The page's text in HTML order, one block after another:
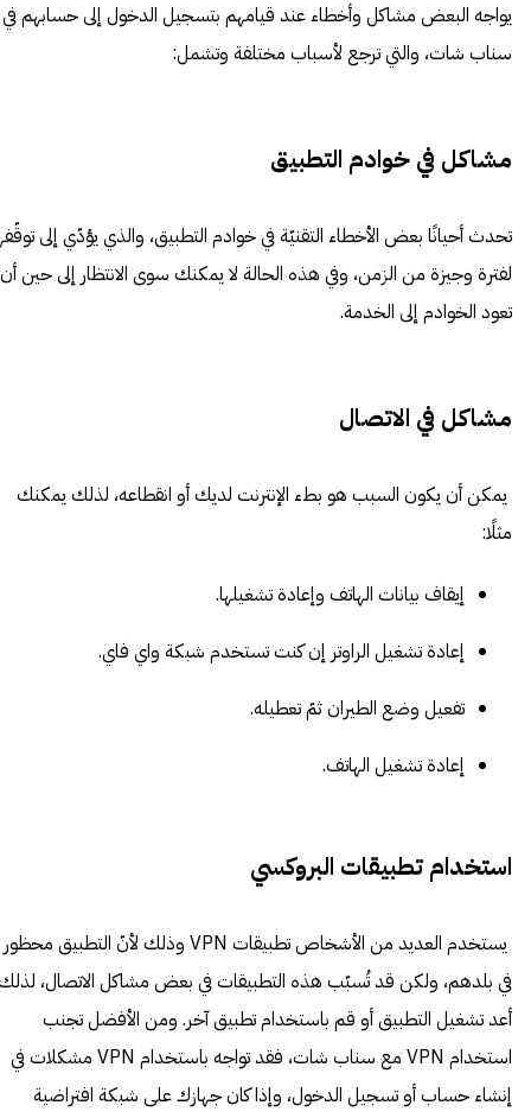
يواجه البعض مشاكل وأخطاء عند قيامهم بتسجيل الدخول إلى حسابهم في
سناب شات، والتي ترجع لأسباب مختلفة وتشمل:
مشاكل في خوادم التطبيق
تحدث أحيانًا بعض الأخطاء التقنيّة في خوادم التطبيق، والذي يؤدّي إلى
لفترة وجيزة من الزمن، وفي هذه الحالة لا يمكنك سوى الانتظار إلى حين أن
تعود الخوادم إلى الخدمة.
مشاكل في الاتصال
يمكن أن يكون السبب هو بطء الإنترنت لديك أو انقطاعه، لذلك يمكنك
مثلًا:
إيقاف بيانات الهاتف وإعادة تشغيلها.
إعادة تشغيل الراوتر إن كنت تستخدم شبكة واي فاي.
تفعيل وضع الطيران ثمّ تعطيله.
إعادة تشغيل الهاتف.
استخدام تطبيقات البروكسي
يستخدم العديد من الأشخاص تطبيقات VPN وذلك لأنّ التطبيق محظور
في بلدهم، ولكن قد تُسبّب هذه التطبيقات في بعض مشاكل الاتصال،
أعد تشغيل التطبيق أو قم باستخدام تطبيق آخر. ومن الأفضل تجنب
استخدام VPN مع سناب شات، فقد تواجه باستخدام VPN مشكلات في
إنشاء حساب أو تسجيل الدخول، وإذا كان جهازك على شبكة افتراضية